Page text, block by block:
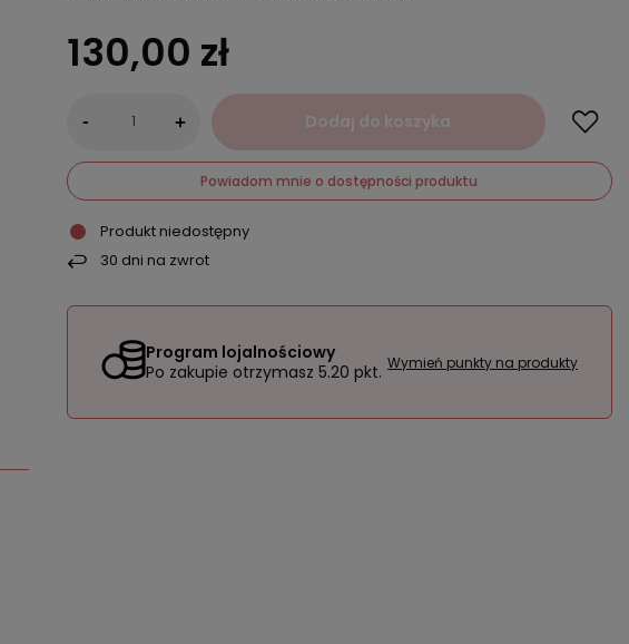
130,00 zł
- + Dodaj do koszyka
Powiadom mnie o dostępności produktu
Produkt niedostępny
30 dni na zwrot
Program lojalnościowy
Po zakupie otrzymasz 5.20 pkt. Wymień punkty na produkty